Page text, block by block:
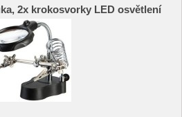
2x krokosvorky LED osvětlení